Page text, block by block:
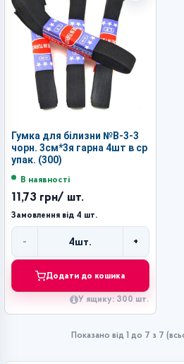
Гумка для білизни №В-3-3
чорн. 3см*3я гарна 4шт в ср
упак. (300)
В наявності
11,73 грн/ шт.
Замовлення від 4 шт.
- 4 шт. +
Додати до кошика
У ящику: 300 шт.
Показано від 1 до 7 з 7